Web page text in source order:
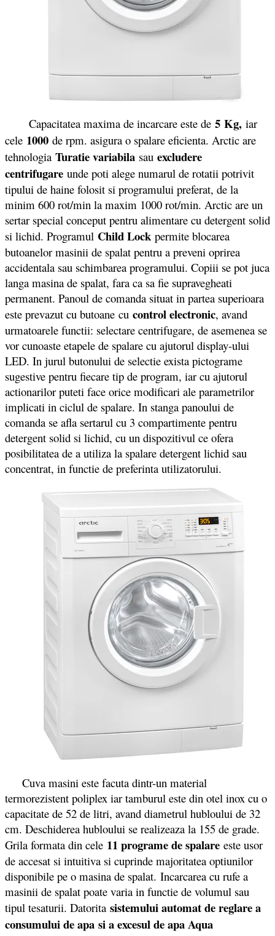
Capacitatea maxima de incarcare este de 5 Kg, iar
cele 1000 de rpm. asigura o spalare eficienta. Arctic are
tehnologia Turatie variabila sau excludere
centrifugare unde poti alege numarul de rotatii potrivit
tipului de haine folosit si programului preferat, de la
minim 600 rot/min la maxim 1000 rot/min. Arctic are un
sertar special conceput pentru alimentare cu detergent solid
si lichid. Programul Child Lock permite blocarea
butoanelor masinii de spalat pentru a preveni oprirea
accidentala sau schimbarea programului. Copiii se pot juca
langa masina de spalat, fara ca sa fie supravegheati
permanent. Panoul de comanda situat in partea superioara
este prevazut cu butoane cu control electronic, avand
urmatoarele functii: selectare centrifugare, de asemenea se
vor cunoaste etapele de spalare cu ajutorul display-ului
LED. In jurul butonului de selectie exista pictograme
sugestive pentru fiecare tip de program, iar cu ajutorul
actionarilor puteti face orice modificari ale parametrilor
implicati in ciclul de spalare. In stanga panoului de
comanda se afla sertarul cu 3 compartimente pentru
detergent solid si lichid, cu un dispozitivul ce ofera
posibilitatea de a utiliza la spalare detergent lichid sau
concentrat, in functie de preferinta utilizatorului.
Cuva masini este facuta dintr-un material
termorezistent poliplex iar tamburul este din otel inox cu o
capacitate de 52 de litri, avand diametrul hubloului de 32
cm. Deschiderea hubloului se realizeaza la 155 de grade.
Grila formata din cele 11 programe de spalare este usor
de accesat si intuitiva si cuprinde majoritatea optiunilor
disponibile pe o masina de spalat. Incarcarea cu rufe a
masinii de spalat poate varia in functie de volumul sau
tipul tesaturii. Datorita sistemului automat de reglare a
consumului de apa si a excesul de apa Aqua